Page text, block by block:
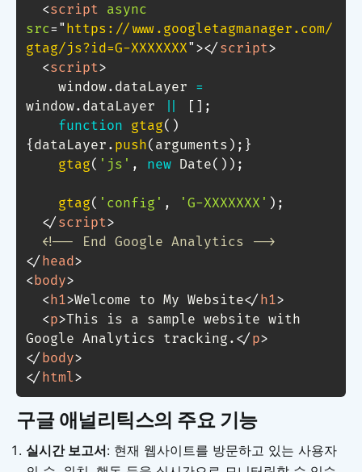
<script async
src= "https://www.googletagmanager.com/
gtag/js?id=G-XXXXXXX"></script>
<script>
    window
. dataLayer =
window. dataLayer [ ] ;
function gtag( )
{ dataLayer . push( arguments ) ; }
gtag( 'js' , new Date( ) ) ;
gtag( 'config' , 'G-XXXXXXX' ) ;
</script>
<!-- End Google Analytics -->
</head>
<body>
<h1>Welcome to My Website</h1>
<p>This is a sample website with
Google Analytics tracking. </p>
</body>
</html>
구글 애널리틱스의 주요 기능
실시간 보고서: 현재 웹사이트를 방문하고 있는 사용자